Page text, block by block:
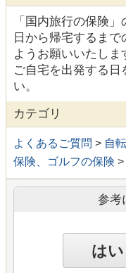
「国内旅行の保険
日から帰宅するま
ようお願いいたしま
ご自宅を出発する日
い。
カテゴリ
よくあるご質問 > 自
保険、ゴルフの保険 >
参考
はい